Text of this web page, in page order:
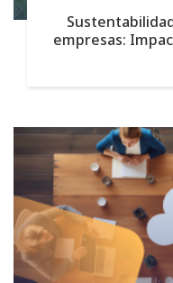
empresas: